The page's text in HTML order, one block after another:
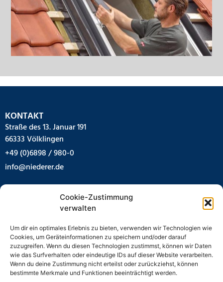
Cookie-Zustimmung
verwalten
Um dir ein optimales Erlebnis zu bieten, verwenden wir Technologien wie
Cookies, um Geräteinformationen zu speichern und/oder darauf
zuzugreifen. Wenn du diesen Technologien zustimmst, können wir Daten
wie das Surfverhalten oder eindeutige IDs auf dieser Website verarbeiten.
Wenn du deine Zustimmung nicht erteilst oder zurückziehst, können
bestimmte Merkmale und Funktionen beeinträchtigt werden.
KONTAKT
Straße des 13. Januar 191
66333 Völklingen
+49 (0)6898 / 980-0
info@niederer.de
IMPRESSUM
Datenschutz
STANDORTE
Völklingen
Zweibrücken